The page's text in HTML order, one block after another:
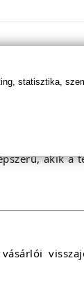
akik a
statisztika,